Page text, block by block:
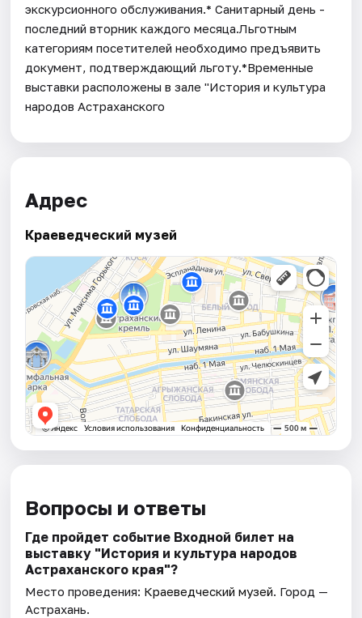
экскурсионного обслуживания.* Санитарный день -
последний вторник каждого месяца.Льготным
категориям посетителей необходимо предъявить
документ, подтверждающий льготу.*Временные
выставки расположены в зале "История и культура
народов Астраханского
Адрес
Краеведческий музей
Вопросы и ответы
Где пройдет событие Входной билет на
выставку "История и культура народов
Астраханского края"?
Место проведения: Краеведческий музей. Город —
Астрахань.